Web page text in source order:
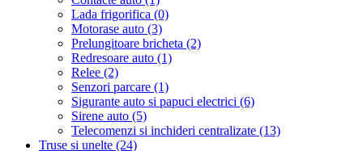
Lada frigorifica (0)
Motorase auto (3)
Prelungitoare bricheta (2)
Redresoare auto (1)
Relee (2)
Senzori parcare (1)
Sigurante auto si papuci electrici (6)
Sirene auto (5)
Telecomenzi si inchideri centralizate (13)
Truse si unelte (24)